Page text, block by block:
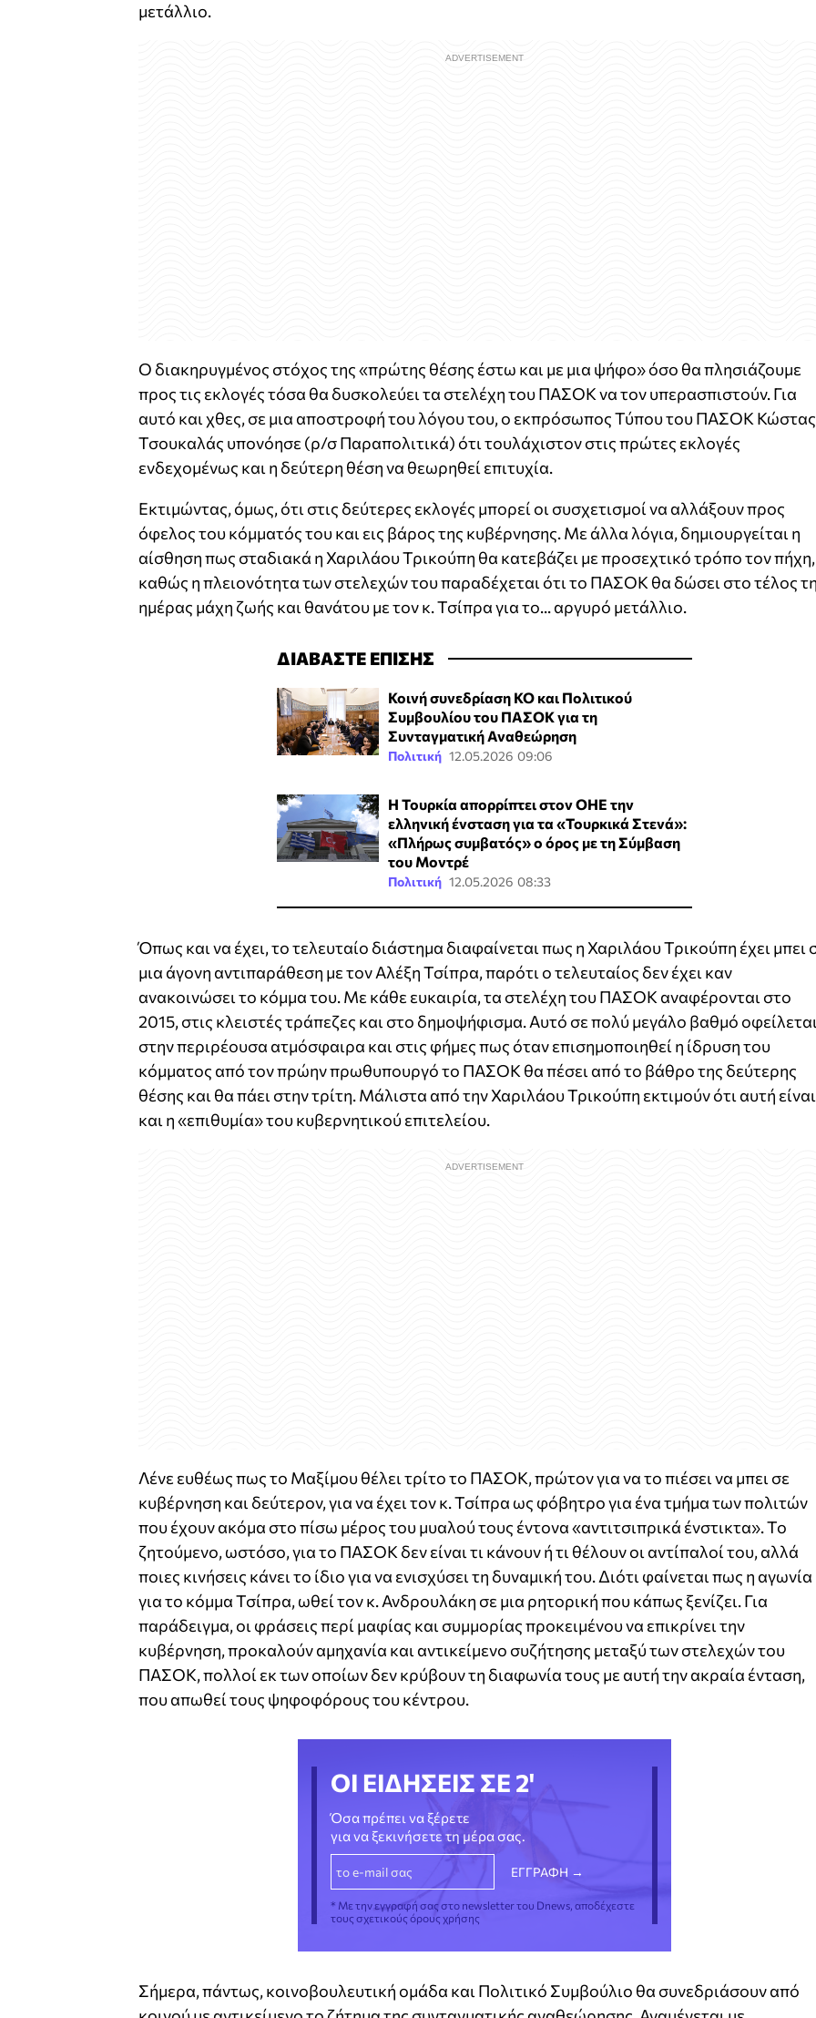
μετάλλιο.
Ο διακηρυγμένος στόχος της «πρώτης θέσης έστω και με μια ψήφο» όσο θα πλησιάζουμε
προς τις εκλογές τόσα θα δυσκολεύει τα στελέχη του ΠΑΣΟΚ να τον υπερασπιστούν. Για
αυτό και χθες, σε μια αποστροφή του λόγου του, ο εκπρόσωπος Τύπου του ΠΑΣΟΚ Κώστας
Τσουκαλάς υπονόησε (ρ/σ Παραπολιτικά) ότι τουλάχιστον στις πρώτες εκλογές
ενδεχομένως και η δεύτερη θέση να θεωρηθεί επιτυχία.
Εκτιμώντας, όμως, ότι στις δεύτερες εκλογές μπορεί οι συσχετισμοί να αλλάξουν προς
όφελος του κόμματός του και εις βάρος της κυβέρνησης. Με άλλα λόγια, δημιουργείται η
αίσθηση πως σταδιακά η Χαριλάου Τρικούπη θα κατεβάζει με προσεχτικό τρόπο τον πήχη,
καθώς η πλειονότητα των στελεχών του παραδέχεται ότι το ΠΑΣΟΚ θα δώσει στο τέλος
ημέρας μάχη ζωής και θανάτου με τον κ. Τσίπρα για το... αργυρό μετάλλιο.
ΔΙΑΒΑΣΤΕ ΕΠΙΣΗΣ
Κοινή συνεδρίαση ΚΟ και Πολιτικού
Συμβουλίου του ΠΑΣΟΚ για τη
Συνταγματική Αναθεώρηση
Πολιτική 12.05.2026 09:06
Η Τουρκία απορρίπτει στον ΟΗΕ την
ελληνική ένσταση για τα «Τουρκικά Στενά»:
«Πλήρως συμβατός» ο όρος με τη Σύμβαση
του Μοντρέ
Πολιτική 12.05.2026 08:33
Όπως και να έχει, το τελευταίο διάστημα διαφαίνεται πως η Χαριλάου Τρικούπη έχει μπει
μια άγονη αντιπαράθεση με τον Αλέξη Τσίπρα, παρότι ο τελευταίος δεν έχει καν
ανακοινώσει το κόμμα του. Με κάθε ευκαιρία, τα στελέχη του ΠΑΣΟΚ αναφέρονται στο
2015, στις κλειστές τράπεζες και στο δημοψήφισμα. Αυτό σε πολύ μεγάλο βαθμό
στην περιρέουσα ατμόσφαιρα και στις φήμες πως όταν επισημοποιηθεί η ίδρυση του
κόμματος από τον πρώην πρωθυπουργό το ΠΑΣΟΚ θα πέσει από το βάθρο της δεύτερης
θέσης και θα πάει στην τρίτη. Μάλιστα από την Χαριλάου Τρικούπη εκτιμούν ότι αυτή είναι
και η «επιθυμία» του κυβερνητικού επιτελείου.
Λένε ευθέως πως το Μαξίμου θέλει τρίτο το ΠΑΣΟΚ, πρώτον για να το πιέσει να μπει σε
κυβέρνηση και δεύτερον, για να έχει τον κ. Τσίπρα ως φόβητρο για ένα τμήμα των πολιτών
που έχουν ακόμα στο πίσω μέρος του μυαλού τους έντονα «αντιτσιπρικά ένστικτα». Το
ζητούμενο, ωστόσο, για το ΠΑΣΟΚ δεν είναι τι κάνουν ή τι θέλουν οι αντίπαλοί του, αλλά
ποιες κινήσεις κάνει το ίδιο για να ενισχύσει τη δυναμική του. Διότι φαίνεται πως η αγωνία
για το κόμμα Τσίπρα, ωθεί τον κ. Ανδρουλάκη σε μια ρητορική που κάπως ξενίζει. Για
παράδειγμα, οι φράσεις περί μαφίας και συμμορίας προκειμένου να επικρίνει την
κυβέρνηση, προκαλούν αμηχανία και αντικείμενο συζήτησης μεταξύ των στελεχών του
ΠΑΣΟΚ, πολλοί εκ των οποίων δεν κρύβουν τη διαφωνία τους με αυτή την ακραία ένταση,
που απωθεί τους ψηφοφόρους του κέντρου.
ΟΙ ΕΙΔΗΣΕΙΣ ΣΕ 2'
Όσα πρέπει να ξέρετε
για να ξεκινήσετε τη μέρα σας.
* Με την εγγραφή σας στο newsletter του Dnews, αποδέχεστε
τους σχετικούς όρους χρήσης
Σήμερα, πάντως, κοινοβουλευτική ομάδα και Πολιτικό Συμβούλιο θα συνεδριάσουν από